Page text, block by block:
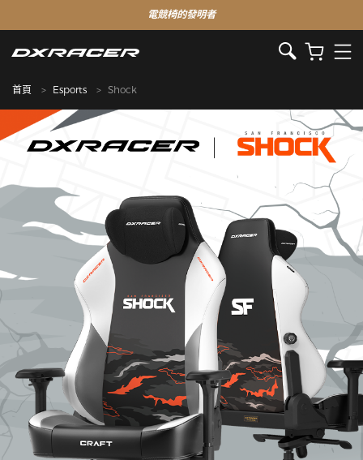
電競椅的發明者
首頁 Esports Shock